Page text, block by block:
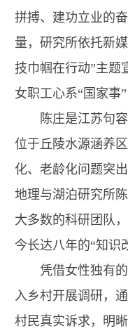
拼搏、建功立业的
量，研究所依托新
技巾帼在行动”主题
女职工心系“国家事”
陈庄是江苏句
位于丘陵水源涵养
化、老龄化问题突
地理与湖泊研究所
大多数的科研团队
今长达八年的“知识
凭借女性独有
入乡村开展调研，
村民真实诉求，明